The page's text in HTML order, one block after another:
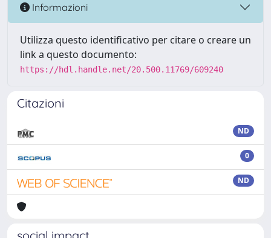
Informazioni
Utilizza questo identificativo per citare o creare un
link a questo documento:
https://hdl.handle.net/20.500.11769/609240
Citazioni
ND
0
ND